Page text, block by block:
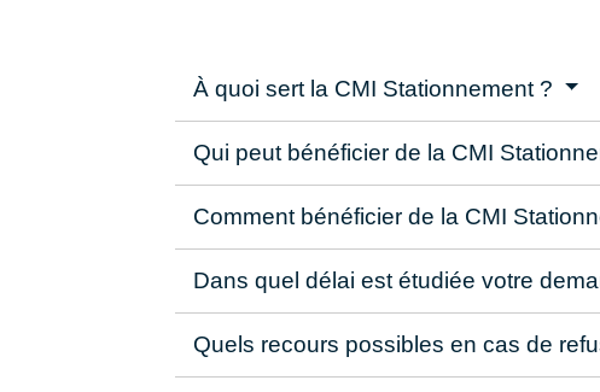
À quoi sert la CMI Stationnement ?
Qui peut bénéficier de la CMI
Comment bénéficier de la CMI
Dans quel délai est étudiée votre
Quels recours possibles en cas de